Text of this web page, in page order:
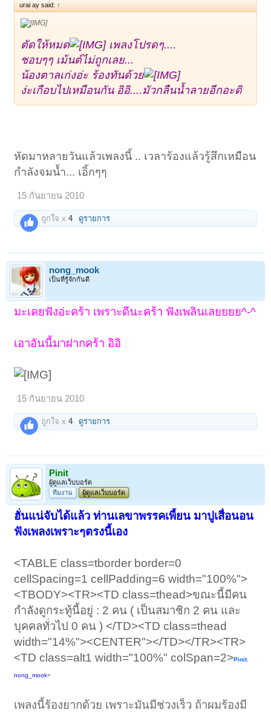
urai ay said: ↑
ตัดให้หมด
เพลงโปรดๆ....
ชอบๆๆ เม้นต์ไม่ถูกเลย...
น้องตาลเก่งอ่ะ ร้องทันด้วย
ง่ะเกือบไปเหมือนกัน อิอิ....มัวกลืนน้ำลายอีกอะดิ
หัดมาหลายวันแล้วเพลงนี้ .. เวลาร้องแล้วรู้สึกเหมือน
กำลังจมน้ำ... เอิ้กๆๆ
15 กันยายน 2010
ถูกใจ x4 ดูรายการ
nong_mook
เป็นที่รู้จักกันดี
มะเคยฟังอ่ะคร้า เพราะดีนะคร้า ฟังเพลินเลยยยย^-^
เอาอันนี้มาฝากคร้า อิอิ
15 กันยายน 2010
ถูกใจ x4 ดูรายการ
Pinit
ผู้ดูแลเว็บบอร์ด
ทีมงาน
ผู้ดูแลเว็บบอร์ด
ฮั่นแน่จับได้แล้ว ท่านเลขาพรรคเพี้ยน มาปูเสื่อนอน
ฟังเพลงเพราะๆตรงนี้เอง
<TABLE class=tborder border=0
cellSpacing=1 cellPadding=6 width="100%">
<TBODY><TR><TD class=thead>ขณะนี้มีคน
กำลังดูกระทู้นี้อยู่ : 2 คน ( เป็นสมาชิก 2 คน และ
บุคคลทั่วไป 0 คน ) </TD><TD class=thead
width="14%"><CENTER"></TD></TR><TR>
<TD class=alt1 width="100%" colSpan=2>Pinit,
nong_mook+
เพลงนี้ร้องยากด้วย เพราะมันมีช่วงเร็ว ถ้าผมร้องมี